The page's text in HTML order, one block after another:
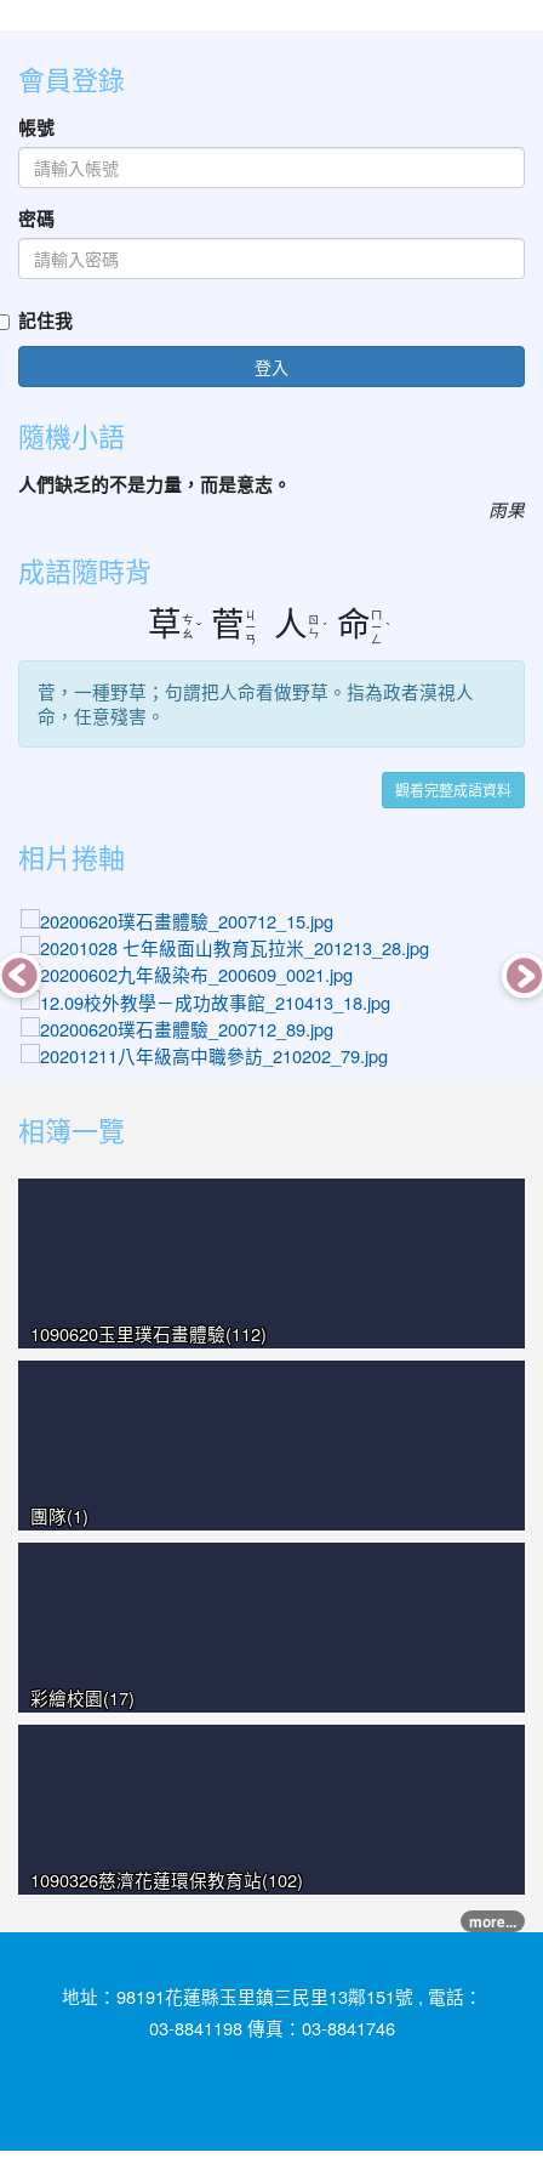
會員登錄
帳號
密碼
記住我
登入
隨機小語
人們缺乏的不是力量，而是意志。
雨果
成語隨時背
草 ㄘ
ㄠ ˇ 菅 ㄐ
ㄧ
ㄢ
人 ㄖ
ㄣ ˊ 命 ㄇ
ㄧ
ㄥ
ˋ
菅，一種野草；句謂把人命看做野草。指為政者漠視人
命，任意殘害。
觀看完整成語資料
相片捲軸
photo-1392
photo-1289
photo-1583
相簿一覽
1090620玉里璞石畫體驗(112)
團隊(1)
彩繪校園(17)
1090326慈濟花蓮環保教育站(102)
more...
地址：98191花蓮縣玉里鎮三民里13鄰151號 , 電話：
03-8841198 傳真：03-8841746